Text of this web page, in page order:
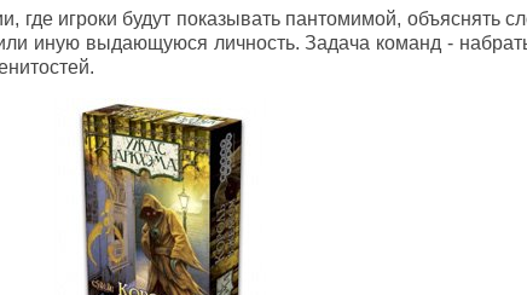
где игроки будут показывать пантомимой, объяснять
иную выдающуюся личность. Задача команд -